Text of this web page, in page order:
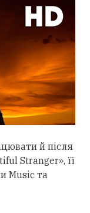
й після
Stranger», її
Music та